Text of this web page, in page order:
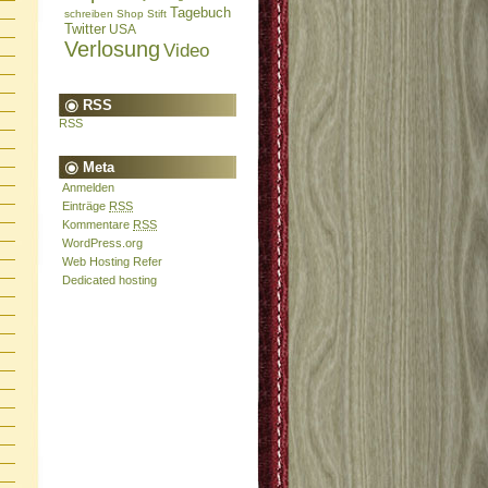
schreiben Shop Stift Tagebuch
Twitter USA
Verlosung Video
RSS
RSS
Meta
Anmelden
Einträge RSS
Kommentare RSS
WordPress.org
Web Hosting Refer
Dedicated hosting